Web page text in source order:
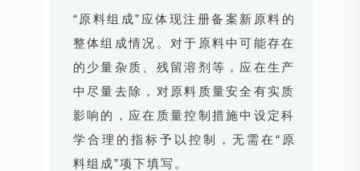
“原料组成”应体现注册备案新原料的
整体组成情况。对于原料中可能存在
的少量杂质、残留溶剂等，应在生产
中尽量去除，对原料质量安全有实质
影响的，应在质量控制措施中设定科
学合理的指标予以控制，无需在“原
料组成”项下填写。